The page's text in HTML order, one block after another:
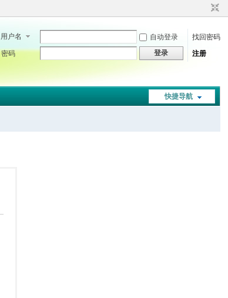
用户名 自动登录
找回密码
密码
登录 注册
快捷导航